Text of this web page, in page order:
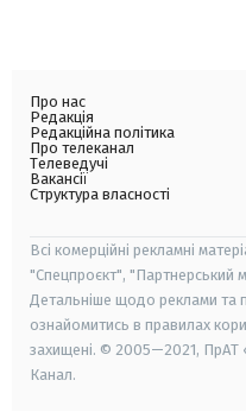
Про нас
Редакція
Редакційна політика
Про телеканал
Телеведучі
Вакансії
Структура власності
Всі комерційні рекламні
"Спецпроєкт", "Партнерський
Детальніше щодо реклами та
ознайомитись в правилах
захищені. © 2005—2021, ПрАТ
Канал.